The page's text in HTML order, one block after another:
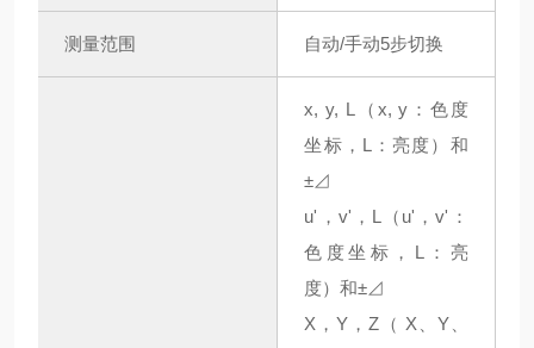
测量范围 自动/手动5步切换
x, y, L（x, y：色度
坐标，L：亮度）和
±⊿
u'，v'，L（u'，v'：
色度坐标，L：亮
度）和±⊿
X，Y，Z（ X、Y、